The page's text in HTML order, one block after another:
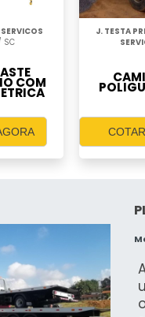
SERVICOS
SC
COM
J. TESTA